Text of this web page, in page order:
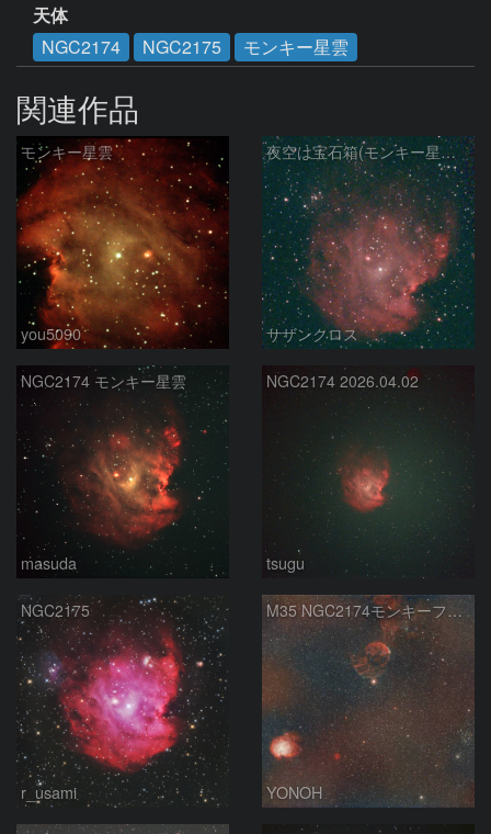
天体
NGC2174
NGC2175 モンキー星雲
関連作品
モンキー星雲
you5090
夜空は宝石箱(モンキー星雲 NGC2174) Seestar50
サザンクロス
NGC2174 モンキー星雲
masuda
NGC2174 2026.04.02
tsugu
NGC2175
r_usami
M35 NGC2174モンキーフェイス星雲 IC443クラゲ星雲
YONOH